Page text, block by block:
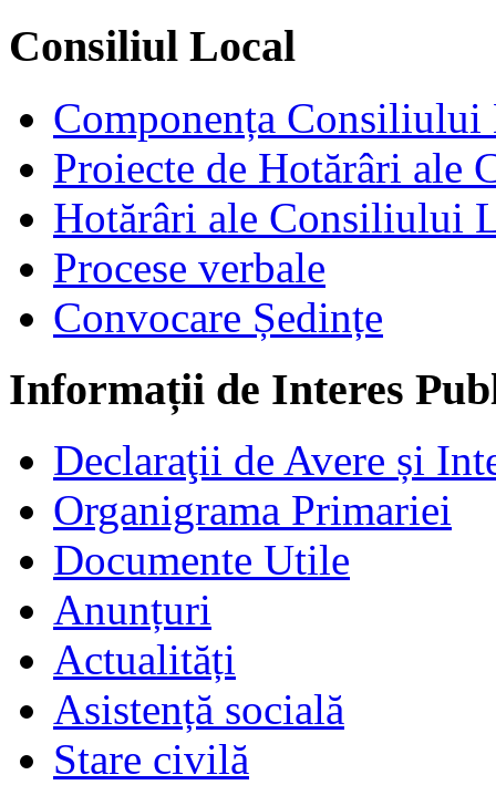
Consiliul Local
Componența Consiliului
Proiecte de Hotărâri ale
Hotărâri ale Consiliului
Procese verbale
Convocare Ședințe
Informații de Interes
Declaraţii de Avere și
Organigrama Primariei
Documente Utile
Anunțuri
Actualități
Asistență socială
Stare civilă